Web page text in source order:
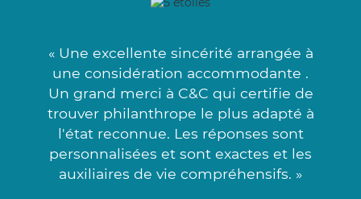
« Une excellente sincérité arrangée à
une considération accommodante .
Un grand merci à C&C qui certifie de
trouver philanthrope le plus adapté à
l'état reconnue. Les réponses sont
personnalisées et sont exactes et les
auxiliaires de vie compréhensifs. »